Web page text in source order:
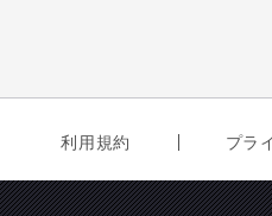
利用規約 プラ